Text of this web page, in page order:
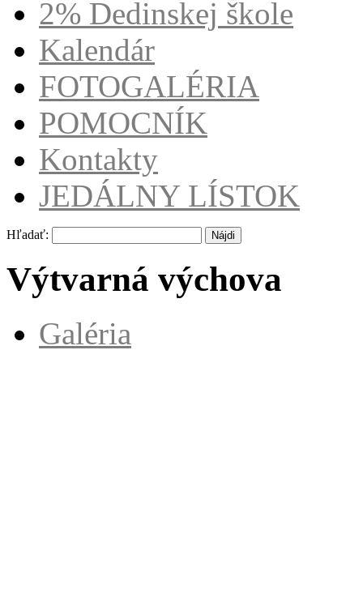
2% Dedinskej škole
Kalendár
FOTOGALÉRIA
POMOCNÍK
Kontakty
JEDÁLNY LÍSTOK
Hľadať:
Výtvarná výchova
Galéria